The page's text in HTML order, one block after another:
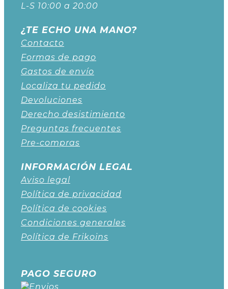
L-S 10:00 a 20:00
¿TE ECHO UNA MANO?
Contacto
Formas de pago
Gastos de envío
Localiza tu pedido
Devoluciones
Derecho desistimiento
Preguntas frecuentes
Pre-compras
INFORMACIÓN LEGAL
Aviso legal
Política de privacidad
Política de cookies
Condiciones generales
Política de Frikoins
PAGO SEGURO